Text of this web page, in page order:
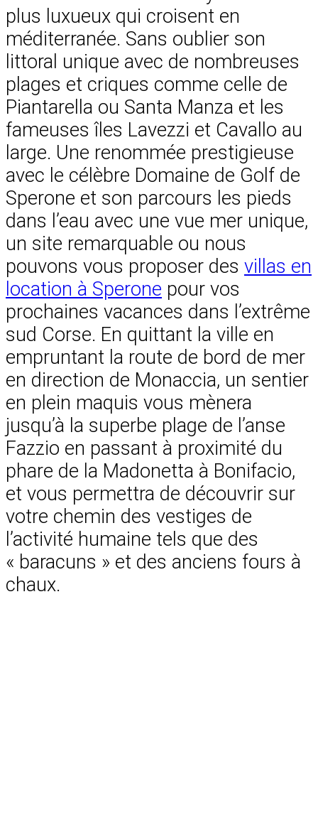
plus luxueux qui croisent en
méditerranée. Sans oublier son
littoral unique avec de nombreuses
plages et criques comme celle de
Piantarella ou Santa Manza et les
fameuses îles Lavezzi et Cavallo au
large. Une renommée prestigieuse
avec le célèbre Domaine de Golf de
Sperone et son parcours les pieds
dans l’eau avec une vue mer unique,
un site remarquable ou nous
pouvons vous proposer des villas en
location à Sperone pour vos
prochaines vacances dans l’extrême
sud Corse. En quittant la ville en
empruntant la route de bord de mer
en direction de Monaccia, un sentier
en plein maquis vous mènera
jusqu’à la superbe plage de l’anse
Fazzio en passant à proximité du
phare de la Madonetta à Bonifacio,
et vous permettra de découvrir sur
votre chemin des vestiges de
l’activité humaine tels que des
« baracuns » et des anciens fours à
chaux.